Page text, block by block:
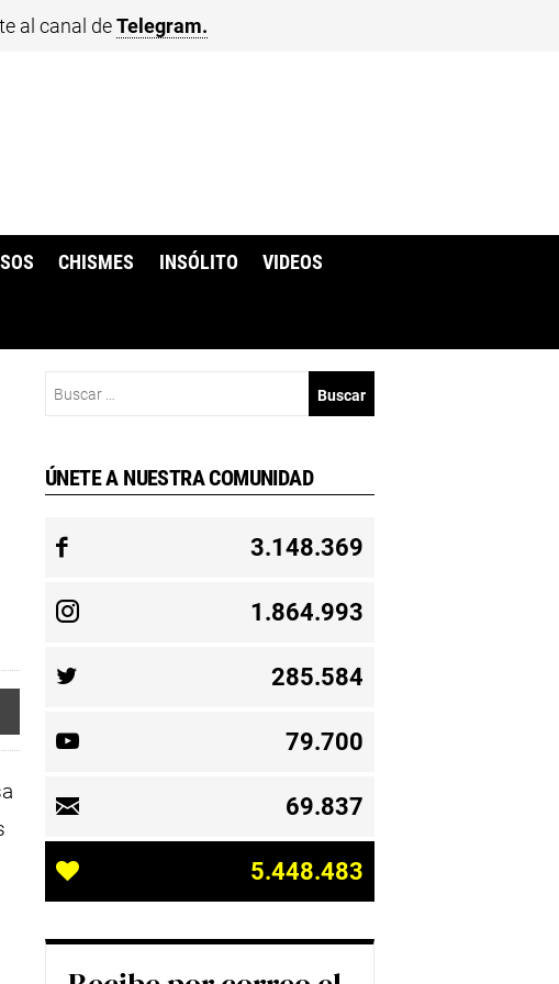
al canal deTelegram.
CHISMES INSÓLITO VIDEOS
ÚNETE A NUESTRA COMUNIDAD
3.148.369
1.864.993
285.584
79.700
69.837
5.448.483